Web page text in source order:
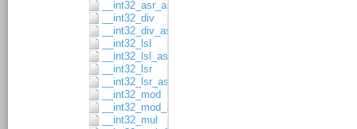
__int32_asr_asgn
__int32_div
__int32_div_asgn
__int32_lsl
__int32_lsl_asgn
__int32_lsr
__int32_lsr_asgn
__int32_mod
__int32_mod_asgn
__int32_mul